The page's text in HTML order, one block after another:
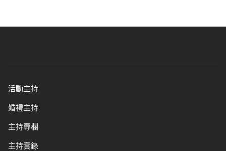
活動主持
婚禮主持
主持專欄
主持實錄